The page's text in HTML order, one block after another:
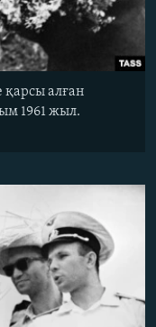
қарсы алған
1961 жыл.